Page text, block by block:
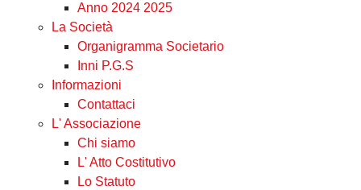
Anno 2024 2025
La Società
Organigramma Societario
Inni P.G.S
Informazioni
Contattaci
L' Associazione
Chi siamo
L' Atto Costitutivo
Lo Statuto